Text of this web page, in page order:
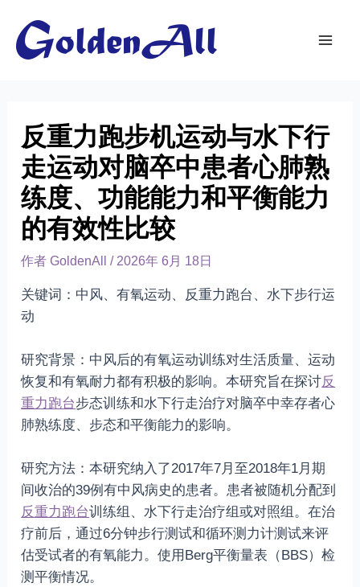
反重力跑步机运动与水下行
走运动对脑卒中患者心肺熟
练度、功能能力和平衡能力
的有效性比较
作者GoldenAll/ 2026年 6月 18日
关键词：中风、有氧运动、反重力跑台、水下步行运
动
研究背景：中风后的有氧运动训练对生活质量、运动
恢复和有氧耐力都有积极的影响。本研究旨在探讨反
重力跑台步态训练和水下行走治疗对脑卒中幸存者心
肺熟练度、步态和平衡能力的影响。
研究方法：本研究纳入了2017年7月至2018年1月期
间收治的39例有中风病史的患者。患者被随机分配到
反重力跑台训练组、水下行走治疗组或对照组。在治
疗前后，通过6分钟步行测试和循环测力计测试来评
估受试者的有氧能力。使用Berg平衡量表（BBS）检
测平衡情况。